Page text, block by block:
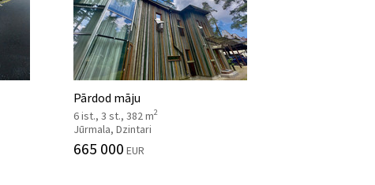
Pārdod māju
6 ist., 3 st., 382 m2
Jūrmala, Dzintari
665 000 EUR